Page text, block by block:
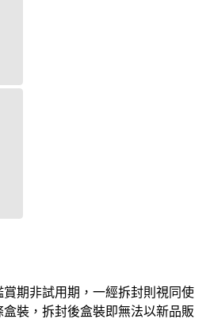
期非試用期，一經拆封則視同使
裝，拆封後盒裝即無法以新品販